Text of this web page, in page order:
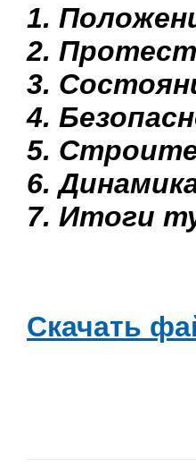
1.
2.
3.
4.
5.
6.
7. Итоги
Скачать